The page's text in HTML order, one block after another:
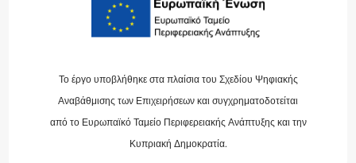
Το έργο υποβλήθηκε στα πλαίσια του Σχεδίου Ψηφιακής
Αναβάθμισης των Επιχειρήσεων και συγχρηματοδοτείται
από το Ευρωπαϊκό Ταμείο Περιφερειακής Ανάπτυξης και την
Κυπριακή Δημοκρατία.